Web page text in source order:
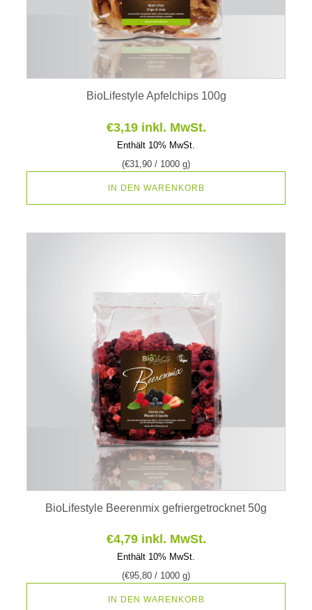
BioLifestyle Apfelchips 100g
€3,19 inkl. MwSt.
Enthält 10% MwSt.
(€31,90 / 1000 g)
IN DEN WARENKORB
BioLifestyle Beerenmix gefriergetrocknet 50g
€4,79 inkl. MwSt.
Enthält 10% MwSt.
(€95,80 / 1000 g)
IN DEN WARENKORB